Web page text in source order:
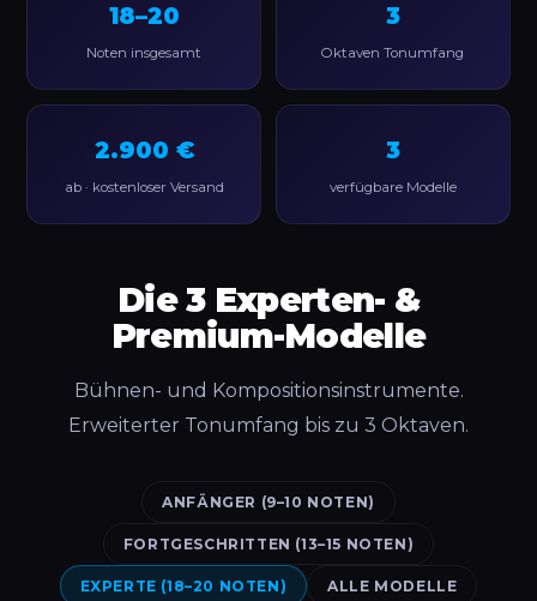
18–20
Noten insgesamt
3
Oktaven Tonumfang
2.900 €
ab · kostenloser Versand
3
verfügbare Modelle
Die 3 Experten- &
Premium-Modelle
Bühnen- und Kompositionsinstrumente.
Erweiterter Tonumfang bis zu 3 Oktaven.
ANFÄNGER (9–10 NOTEN)
FORTGESCHRITTEN (13–15 NOTEN)
EXPERTE (18–20 NOTEN) ALLE MODELLE